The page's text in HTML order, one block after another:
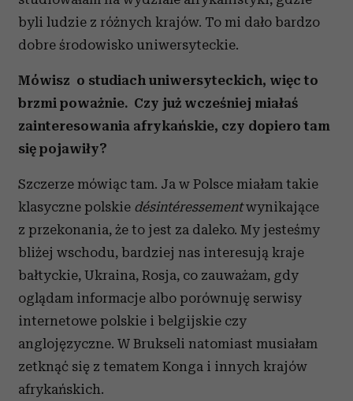
byli ludzie z różnych krajów. To mi dało bardzo
dobre środowisko uniwersyteckie.
Mówisz o studiach uniwersyteckich, więc to
brzmi poważnie. Czy już wcześniej miałaś
zainteresowania afrykańskie, czy dopiero tam
się pojawiły?
Szczerze mówiąc tam. Ja w Polsce miałam takie
klasyczne polskie désintéressementwynikające
z przekonania, że to jest za daleko. My jesteśmy
bliżej wschodu, bardziej nas interesują kraje
bałtyckie, Ukraina, Rosja, co zauważam, gdy
oglądam informacje albo porównuję serwisy
internetowe polskie i belgijskie czy
anglojęzyczne. W Brukseli natomiast musiałam
zetknąć się z tematem Konga i innych krajów
afrykańskich.